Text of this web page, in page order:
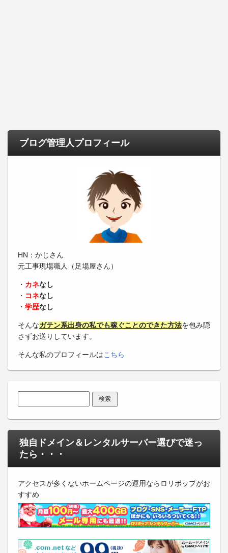
ブログ管理人プロフィール
HN：かじさん
元工事現場職人（足場屋さん）
・ カネなし
・ コネなし
・ 学歴なし
そんなガテン系出身の私でも稼ぐことのできた方法を包み隠
さずお送りしています。
そんな私のプロフィールはこちら
独自ドメイン＆レンタルサーバー選びで迷っ
たら・・・
アクセスが多くないホームページの運用ならロリポップがお
すすめ